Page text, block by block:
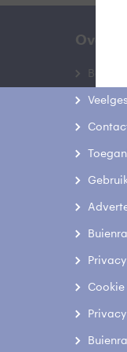
Over